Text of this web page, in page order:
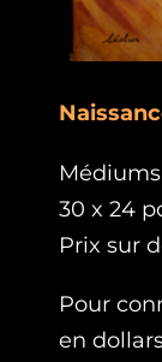
30 x 24
Prix sur
Pour
en